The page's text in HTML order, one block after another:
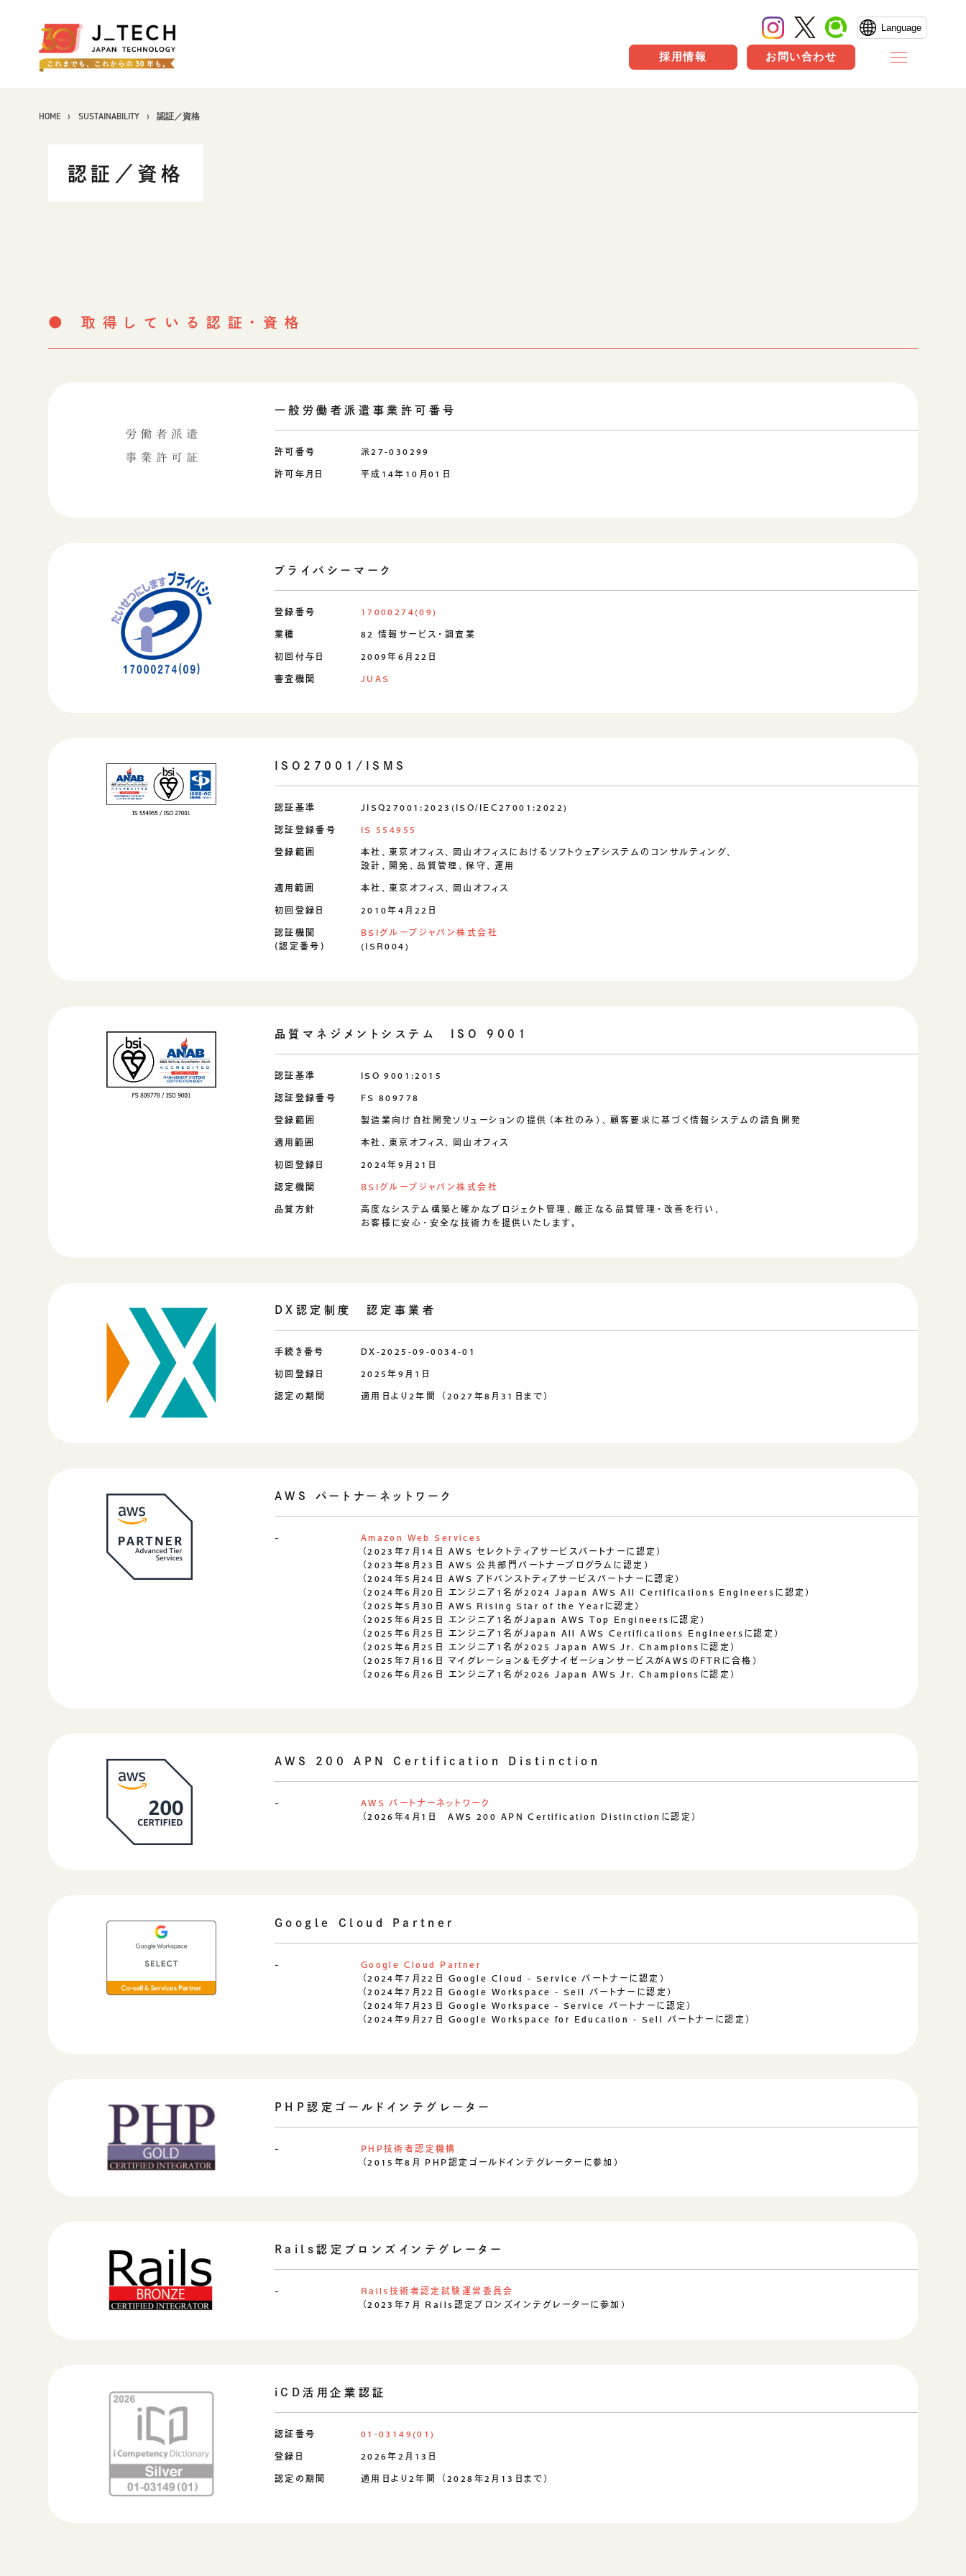
FLEXSCHE
CASES
労働情報の公開
COMPANY
会社概要
DX推進
Language
採用情報 お問い合わせ
HOME SUSTAINABILITY 認証／資格
認証／資格
● 取得している認証・資格
一般労働者派遣事業許可番号
許可番号 派27-030299
許可年月日 平成14年10月01日
プライバシーマーク
登録番号 17000274(09)
業種 82 情報サービス・調査業
初回付与日 2009年6月22日
審査機関 JUAS
ISO27001/ISMS
認証基準 JISQ27001:2023(ISO/IEC27001:2022)
認証登録番号 IS 554955
登録範囲
本社、東京オフィス、岡山オフィスにおけるソフトウェアシステムのコンサルティング、
設計、開発、品質管理、保守、運用
適用範囲 本社、東京オフィス、岡山オフィス
初回登録日 2010年4月22日
認証機関
(認定番号)
BSIグループジャパン株式会社
(ISR004)
品質マネジメントシステム ISO 9001
認証基準 ISO 9001:2015
認証登録番号 FS 809778
登録範囲 製造業向け自社開発ソリューションの提供（本社のみ）、顧客要求に基づく情報システムの請負開発
適用範囲 本社、東京オフィス、岡山オフィス
初回登録日 2024年9月21日
認定機関 BSIグループジャパン株式会社
品質方針
高度なシステム構築と確かなプロジェクト管理、厳正なる品質管理・改善を行い、
お客様に安心・安全な技術力を提供いたします。
DX認定制度 認定事業者
手続き番号 DX-2025-09-0034-01
初回登録日 2025年9月1日
認定の期間 適用日より2年間 （2027年8月31日まで）
AWS パートナーネットワーク
-
Amazon Web Services
（2023年7月14日 AWS セレクトティアサービスパートナーに認定）
（2023年8月23日 AWS 公共部門パートナープログラムに認定）
（2024年5月24日 AWS アドバンストティアサービスパートナーに認定）
（2024年6月20日 エンジニア1名が2024 Japan AWS All Certifications Engineersに認定）
（2025年5月30日 AWS Rising Star of the Yearに認定）
（2025年6月25日 エンジニア1名がJapan AWS Top Engineersに認定）
（2025年6月25日 エンジニア1名がJapan All AWS Certifications Engineersに認定）
（2025年6月25日 エンジニア1名が2025 Japan AWS Jr. Championsに認定）
（2025年7月16日 マイグレーション&モダナイゼーションサービスがAWSのFTRに合格）
（2026年6月26日 エンジニア1名が2026 Japan AWS Jr. Championsに認定）
AWS 200 APN Certification Distinction
-
AWS パートナーネットワーク
（2026年4月1日 AWS 200 APN Certification Distinctionに認定）
Google Cloud Partner
-
Google Cloud Partner
（2024年7月22日 Google Cloud - Service パートナーに認定）
（2024年7月22日 Google Workspace - Sell パートナーに認定）
（2024年7月23日 Google Workspace - Service パートナーに認定）
（2024年9月27日 Google Workspace for Education - Sell パートナーに認定）
PHP認定ゴールドインテグレーター
-
PHP技術者認定機構
（2015年8月 PHP認定ゴールドインテグレーターに参加）
Rails認定ブロンズインテグレーター
-
Rails技術者認定試験運営委員会
（2023年7月 Rails認定ブロンズインテグレーターに参加）
iCD活用企業認証
認証番号 01-03149(01)
登録日 2026年2月13日
認定の期間 適用日より2年間 （2028年2月13日まで）